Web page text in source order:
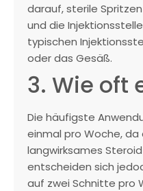
darauf, sterile
und die
typischen
oder das Gesäß.
3. Wie oft
Die häufigste
einmal pro Woche, da
langwirksames
entscheiden sich
auf zwei Schnitte pro